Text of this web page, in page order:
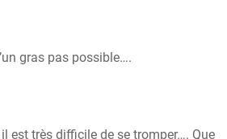
gras pas possible….
est très difficile de se tromper…. Que